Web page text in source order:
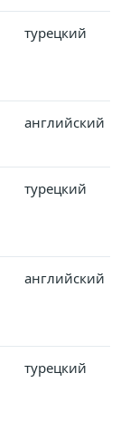
турецкий
английский
турецкий
английский
турецкий